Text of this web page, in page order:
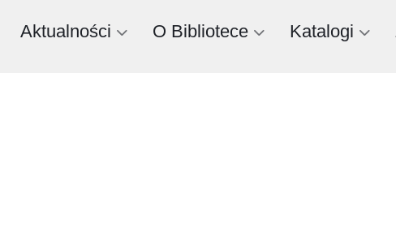
Aktualności O Bibliotece Katalogi